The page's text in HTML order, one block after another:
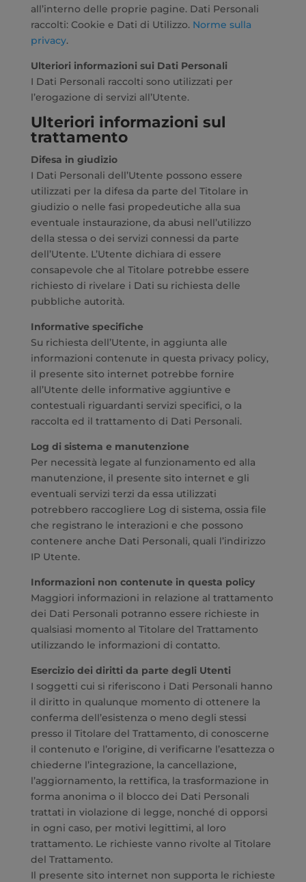
all’interno delle proprie pagine. Dati Personali
raccolti: Cookie e Dati di Utilizzo. Norme sulla
privacy.
Ulteriori informazioni sui Dati Personali
I Dati Personali raccolti sono utilizzati per
l’erogazione di servizi all’Utente.
Ulteriori informazioni sul
trattamento
Difesa in giudizio
I Dati Personali dell’Utente possono essere
utilizzati per la difesa da parte del Titolare in
giudizio o nelle fasi propedeutiche alla sua
eventuale instaurazione, da abusi nell’utilizzo
della stessa o dei servizi connessi da parte
dell’Utente. L’Utente dichiara di essere
consapevole che al Titolare potrebbe essere
richiesto di rivelare i Dati su richiesta delle
pubbliche autorità.
Informative specifiche
Su richiesta dell’Utente, in aggiunta alle
informazioni contenute in questa privacy policy,
il presente sito internet potrebbe fornire
all’Utente delle informative aggiuntive e
contestuali riguardanti servizi specifici, o la
raccolta ed il trattamento di Dati Personali.
Log di sistema e manutenzione
Per necessità legate al funzionamento ed alla
manutenzione, il presente sito internet e gli
eventuali servizi terzi da essa utilizzati
potrebbero raccogliere Log di sistema, ossia file
che registrano le interazioni e che possono
contenere anche Dati Personali, quali l’indirizzo
IP Utente.
Informazioni non contenute in questa policy
Maggiori informazioni in relazione al trattamento
dei Dati Personali potranno essere richieste in
qualsiasi momento al Titolare del Trattamento
utilizzando le informazioni di contatto.
Esercizio dei diritti da parte degli Utenti
I soggetti cui si riferiscono i Dati Personali hanno
il diritto in qualunque momento di ottenere la
conferma dell’esistenza o meno degli stessi
presso il Titolare del Trattamento, di conoscerne
il contenuto e l’origine, di verificarne l’esattezza o
chiederne l’integrazione, la cancellazione,
l’aggiornamento, la rettifica, la trasformazione in
forma anonima o il blocco dei Dati Personali
trattati in violazione di legge, nonché di opporsi
in ogni caso, per motivi legittimi, al loro
trattamento. Le richieste vanno rivolte al Titolare
del Trattamento.
Il presente sito internet non supporta le richieste